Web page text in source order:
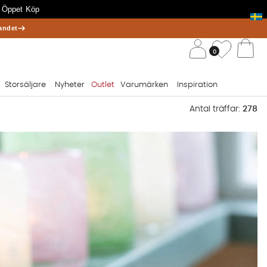
Köp
0
Storsäljare Nyheter Outlet Varumärken Inspiration
Antal träffar: 278